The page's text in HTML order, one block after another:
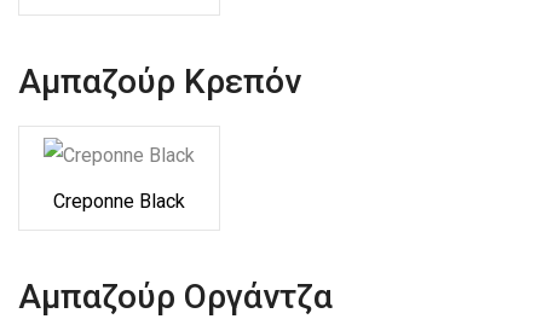
Αμπαζούρ Κρεπόν
Creponne Black
Αμπαζούρ Οργάντζα